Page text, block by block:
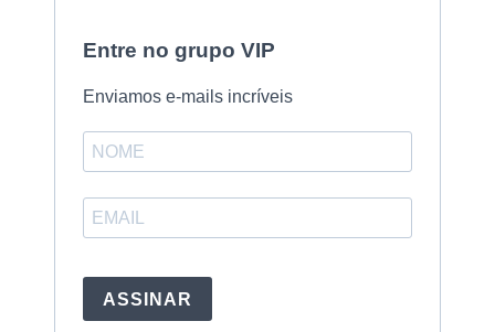
Entre no grupo VIP
Enviamos e-mails incríveis
ASSINAR